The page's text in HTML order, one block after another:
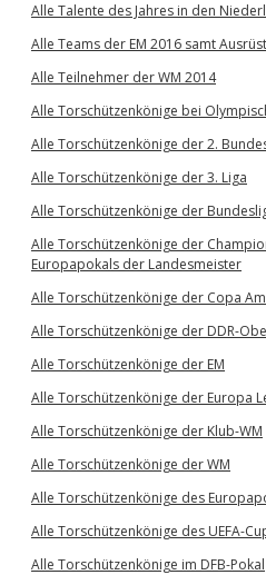
Alle Talente des Jahres in den
Alle Teams der EM 2016 samt
Alle Teilnehmer der WM 2014
Alle Torschützenkönige bei
Alle Torschützenkönige der 2.
Alle Torschützenkönige der 3. Liga
Alle Torschützenkönige der
Alle Torschützenkönige der
Europapokals der Landesmeister
Alle Torschützenkönige der Copa
Alle Torschützenkönige der DDR-
Alle Torschützenkönige der EM
Alle Torschützenkönige der Europa
Alle Torschützenkönige der Klub-WM
Alle Torschützenkönige der WM
Alle Torschützenkönige des
Alle Torschützenkönige des UEFA-
Alle Torschützenkönige im DFB-Pokal